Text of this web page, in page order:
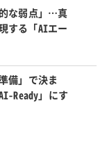
な弱点」…真
する「AIエー
備」で決ま
Ready」にす